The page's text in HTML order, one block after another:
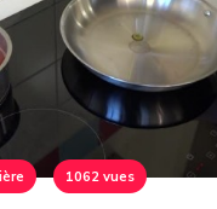
1062 vues